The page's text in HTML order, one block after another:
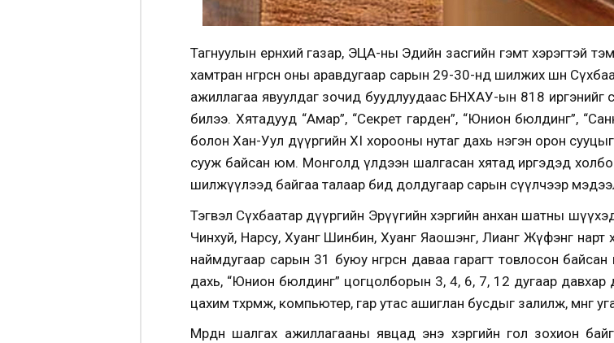
Тагнуулын ерөнхий газар, ЭЦА-ны Эдийн засгийн гэмт хэрэгтэй
хамтран өнгөрсөн оны аравдугаар сарын 29-30-нд шилжих шөнө
ажиллагаа явуулдаг зочид буудлуудаас БНХАУ-ын 818 иргэнийг
билээ. Хятадууд “Амар”, “Секрет гарден”, “Юнион бюлдинг”,
болон Хан-Уул дүүргийн XI хорооны нутаг дахь нэгэн орон сууцыг
сууж байсан юм. Монголд үлдээн шалгасан хятад иргэдэд
шилжүүлээд байгаа талаар бид долдугаар сарын сүүлчээр
Тэгвэл Сүхбаатар дүүргийн Эрүүгийн хэргийн анхан шатны
Чинхуй, Нарсу, Хуанг Шинбин, Хуанг Яаошэнг, Лианг Жүфэнг нарт
наймдугаар сарын 31 буюу өнгөрсөн даваа гарагт товлосон
дахь, “Юнион бюлдинг” цогцолборын 3, 4, 6, 7, 12 дугаар давхар
цахим төхөөрөмж, компьютер, гар утас ашиглан бусдыг залилж, мөнгө
Мөрдөн шалгах ажиллагааны явцад энэ хэргийн гол зохион